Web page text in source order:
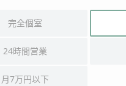
完全個室
24時間営業
月7万円以下